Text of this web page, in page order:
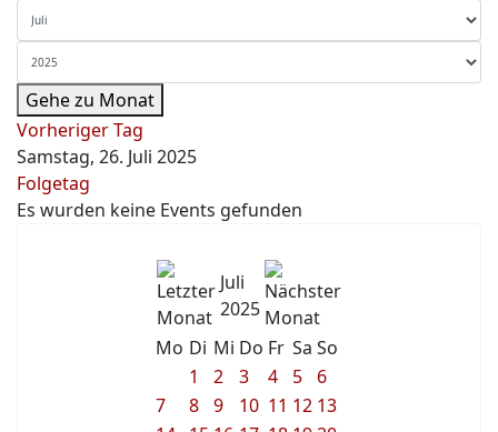
Gehe zu Monat
Vorheriger Tag
Samstag, 26. Juli 2025
Folgetag
Es wurden keine Events gefunden
Juli
2025
Mo Di Mi Do Fr Sa So
1
2 3 4 5
6
7
8 9 10 11 12 13